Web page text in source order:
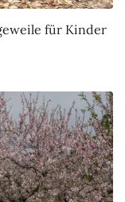
für Kinder